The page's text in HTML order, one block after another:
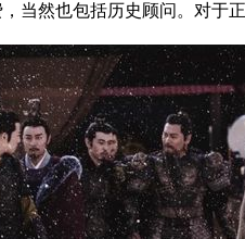
当然也包括历史顾问。对于